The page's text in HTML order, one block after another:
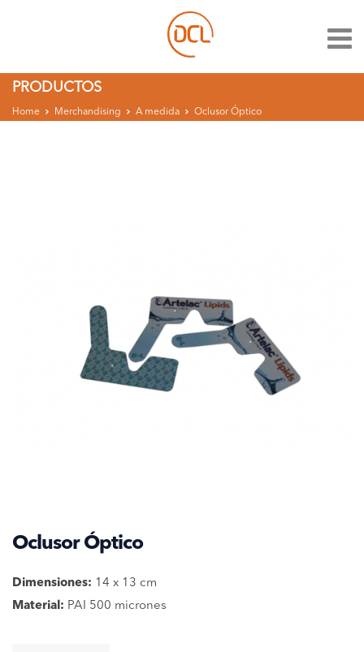
PRODUCTOS
Home Merchandising A medida Oclusor Óptico
Oclusor Óptico
Dimensiones: 14 x 13 cm
Material: PAI 500 micrones